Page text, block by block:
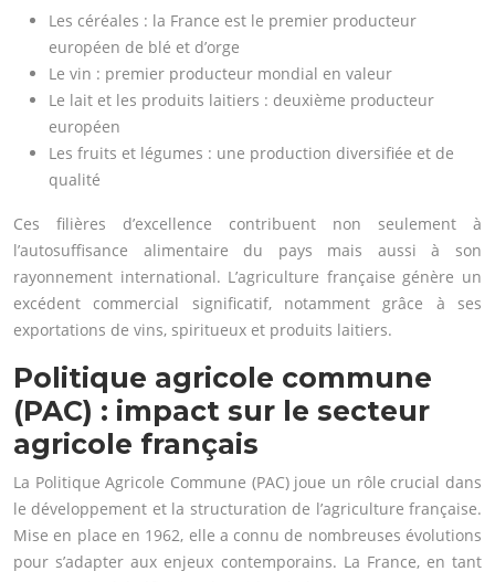
Les céréales : la France est le premier producteur
européen de blé et d’orge
Le vin : premier producteur mondial en valeur
Le lait et les produits laitiers : deuxième producteur
européen
Les fruits et légumes : une production diversifiée et de
qualité
Ces filières d’excellence contribuent non seulement à
l’autosuffisance alimentaire du pays mais aussi à son
rayonnement international. L’agriculture française génère un
excédent commercial significatif, notamment grâce à ses
exportations de vins, spiritueux et produits laitiers.
Politique agricole commune
(PAC) : impact sur le secteur
agricole français
La Politique Agricole Commune (PAC) joue un rôle crucial dans
le développement et la structuration de l’agriculture française.
Mise en place en 1962, elle a connu de nombreuses évolutions
pour s’adapter aux enjeux contemporains. La France, en tant